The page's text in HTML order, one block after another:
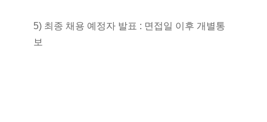
5) 최종 채용 예정자 발표 : 면접일 이후 개별통
보